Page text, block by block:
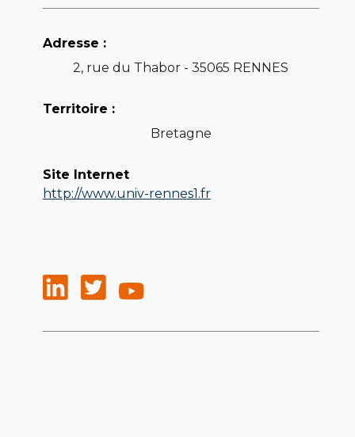
Adresse :
2, rue du Thabor - 35065 RENNES
Territoire :
Bretagne
Site Internet
http://www.univ-rennes1.fr